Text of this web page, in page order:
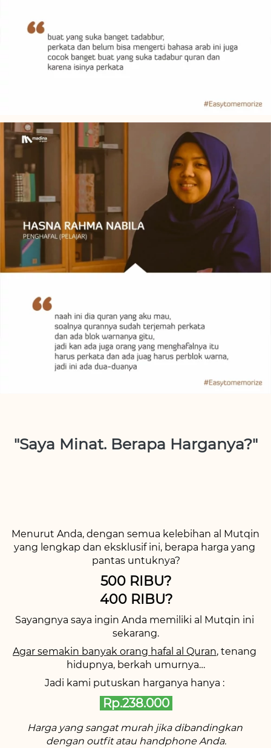
"Saya Minat. Berapa Harganya?"
Menurut Anda, dengan semua kelebihan al Mutqin
yang lengkap dan eksklusif ini, berapa harga yang
pantas untuknya?
500 RIBU?
400 RIBU?
Sayangnya saya ingin Anda memiliki al Mutqin ini
sekarang.
Agar semakin banyak orang hafal al Quran, tenang
hidupnya, berkah umurnya…
Jadi kami putuskan harganya hanya :
Rp.238.000
Harga yang sangat murah jika dibandingkan
dengan outfit atau handphone Anda.